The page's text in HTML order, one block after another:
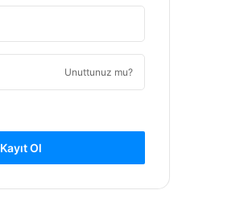
Unuttunuz mu?
Kayıt Ol